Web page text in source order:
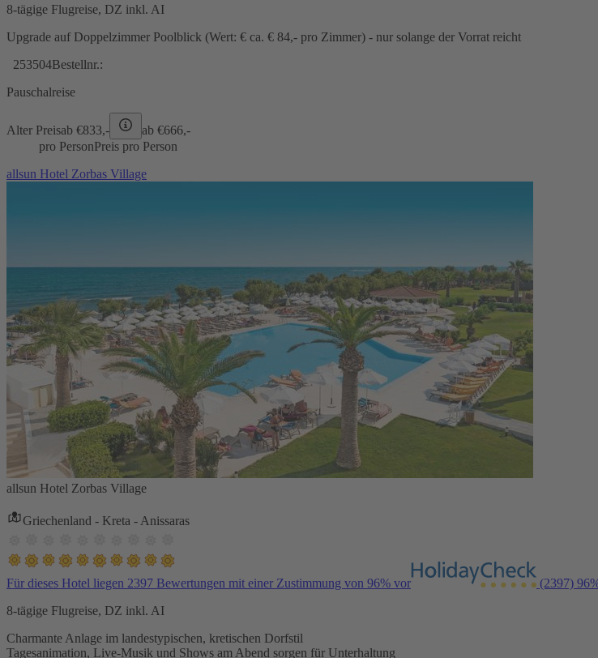
8-tägige Flugreise, DZ inkl. AI
Upgrade auf Doppelzimmer Poolblick (Wert: € ca. € 84,- pro Zimmer) - nur solange der Vorrat reicht
253504Bestellnr.:
Pauschalreise
Alter Preisab €833,- ab €666,-
pro PersonPreis pro Person
allsun Hotel Zorbas Village
allsun Hotel Zorbas Village
Griechenland - Kreta - Anissaras
Für dieses Hotel liegen 2397 Bewertungen mit einer Zustimmung von 96% vor (2397)
8-tägige Flugreise, DZ inkl. AI
Charmante Anlage im landestypischen, kretischen Dorfstil
Tagesanimation, Live-Musik und Shows am Abend sorgen für Unterhaltung